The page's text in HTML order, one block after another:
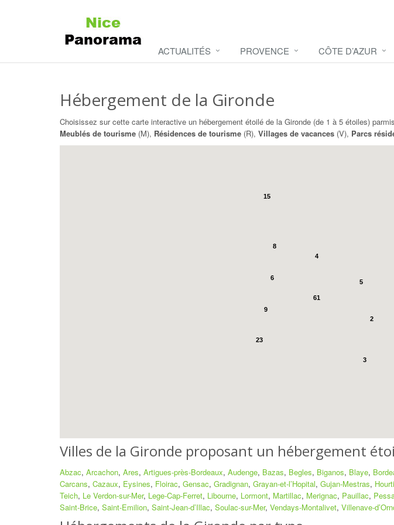
ACTUALITÉS PROVENCE CÔTE D’AZUR
Hébergement de la Gironde
Choisissez sur cette carte interactive un hébergement étoilé de la Gironde (de 1 à 5 étoiles)
Meublés de tourisme (M), Résidences de tourisme (R), Villages de vacances (V), Parcs
61
9
4
23
15
8
2
6
3
5
Villes de la Gironde proposant un hébergement
Abzac, Arcachon, Ares, Artigues-près-Bordeaux, Audenge, Bazas, Begles, Biganos, Blaye,
Carcans, Cazaux, Eysines, Floirac, Gensac, Gradignan, Grayan-et-l’Hopital, Gujan-Mestras,
Teich, Le Verdon-sur-Mer, Lege-Cap-Ferret, Libourne, Lormont, Martillac, Merignac, Pauillac,
Saint-Brice, Saint-Emilion, Saint-Jean-d’Illac, Soulac-sur-Mer, Vendays-Montalivet, Villenave-